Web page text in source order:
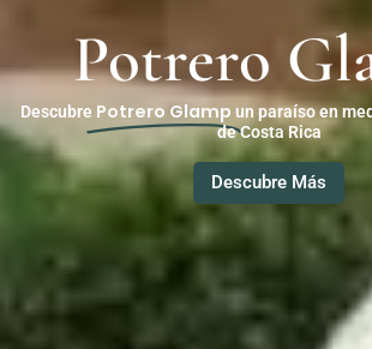
Potrero
Descubre Potrero Glamp un paraíso en
de Costa Rica
Descubre Más